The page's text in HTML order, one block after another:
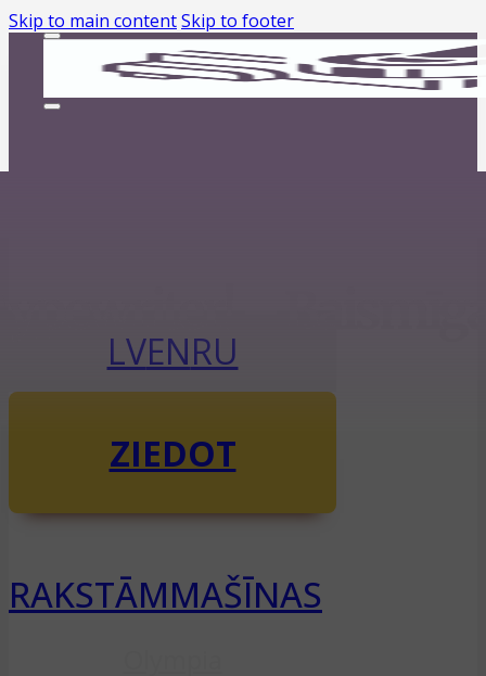
Skip to main contentSkip to footer
LVENRU
ZIEDOT
RAKSTĀMMAŠĪNAS